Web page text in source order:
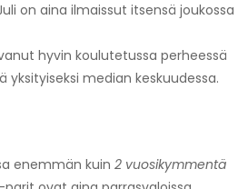
on aina ilmaissut itsensä joukossa
hyvin koulutetussa perheessä
yksityiseksi median keskuudessa.
enemmän kuin 2 vuosikymmentä